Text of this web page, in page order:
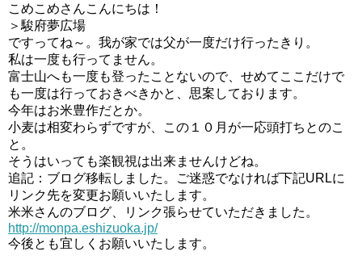
こめこめさんこんにちは！
＞駿府夢広場
ですってね～。我が家では父が一度だけ行ったきり。
私は一度も行ってません。
富士山へも一度も登ったことないので、せめてここだけで
も一度は行っておきべきかと、思案しております。
今年はお米豊作だとか。
小麦は相変わらずですが、この１０月が一応頭打ちとのこ
と。
そうはいっても楽観視は出来ませんけどね。
追記：ブログ移転しました。ご迷惑でなければ下記URLに
リンク先を変更お願いいたします。
米米さんのブログ、リンク張らせていただきました。
http://monpa.eshizuoka.jp/
今後とも宜しくお願いいたします。